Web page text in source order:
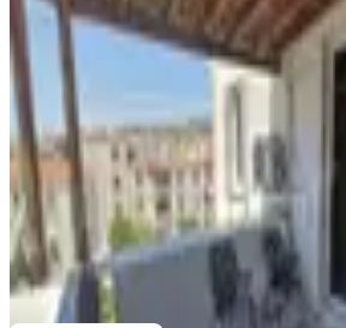
Bergama, Bahçelievler
95 m²·4. Kat
3.050.000 ₺
COLDWELL BANKER ROUTE
Aydemir
Ara